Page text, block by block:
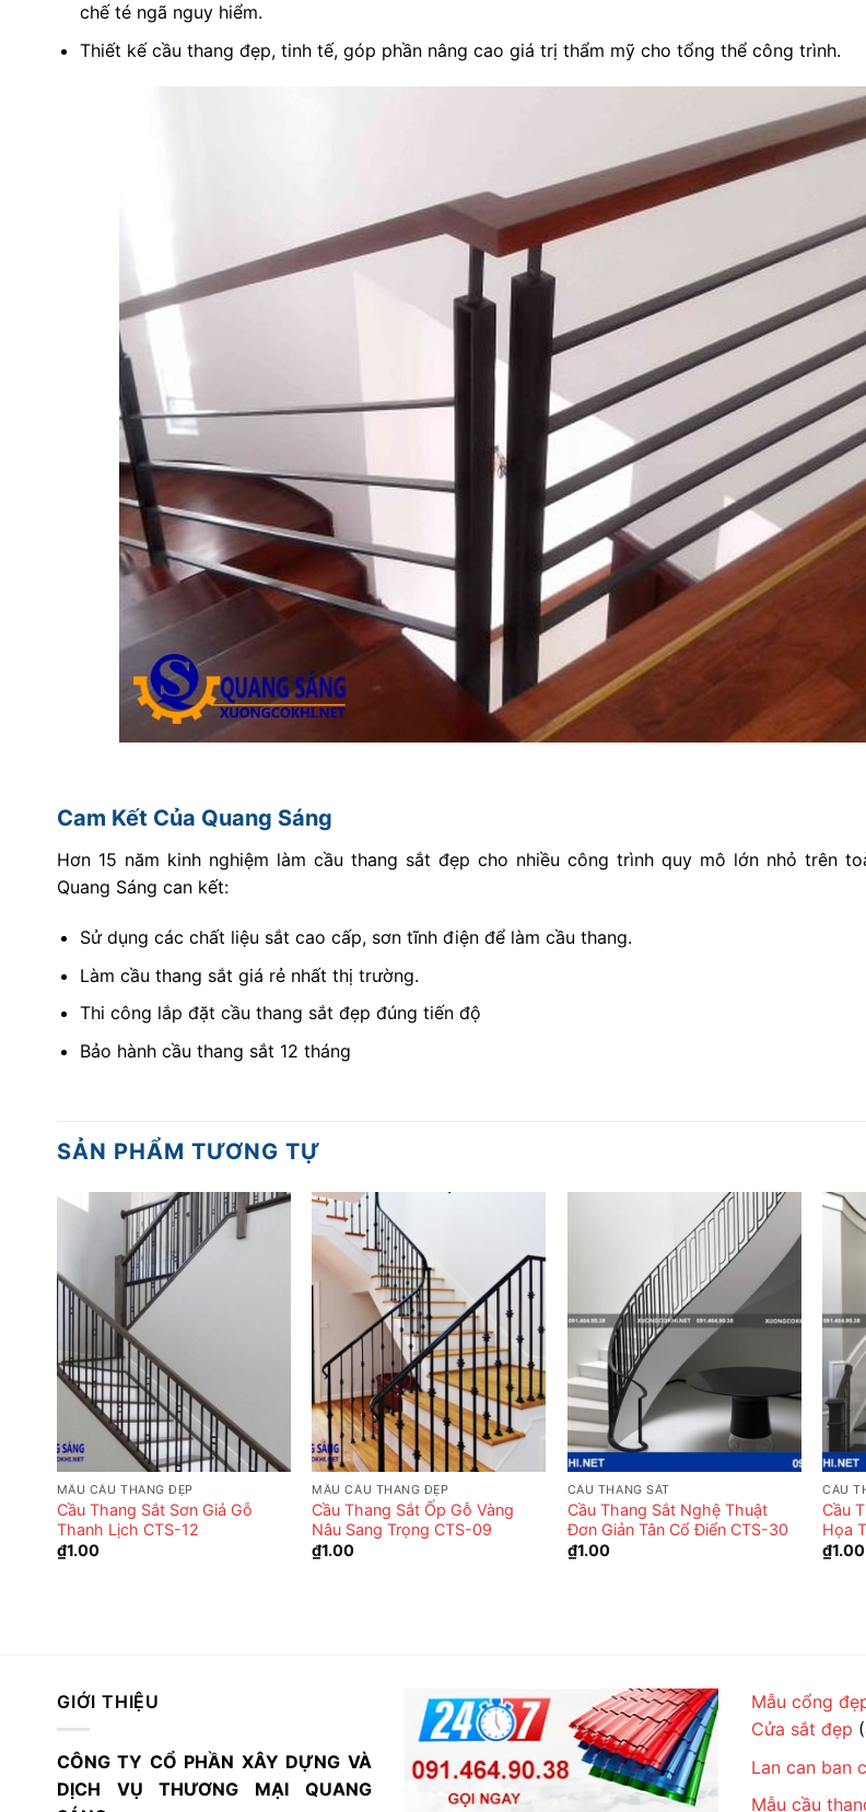
chế té ngã nguy hiểm.
Thiết kế cầu thang đẹp, tinh tế, góp phần nâng cao giá trị thẩm mỹ cho tổng thể công trình.
Cam Kết Của Quang Sáng
Hơn 15 năm kinh nghiệm làm cầu thang sắt đẹp cho nhiều công trình quy mô lớn nhỏ trên
Quang Sáng can kết:
Sử dụng các chất liệu sắt cao cấp, sơn tĩnh điện để làm cầu thang.
Làm cầu thang sắt giá rẻ nhất thị trường.
Thi công lắp đặt cầu thang sắt đẹp đúng tiến độ
Bảo hành cầu thang sắt 12 tháng
SẢN PHẨM TƯƠNG TỰ
MẪU CẦU THANG ĐẸP
Cầu Thang Sắt Sơn Giả Gỗ
Thanh Lịch CTS-12
₫1.00
MẪU CẦU THANG ĐẸP
Cầu Thang Sắt Ốp Gỗ Vàng
Nâu Sang Trọng CTS-09
₫1.00
CẦU THANG SẮT
Cầu Thang Sắt Nghệ Thuật
Đơn Giản Tân Cổ Điển CTS-30
₫1.00
CẦU
Cầu
Họa
₫1.00
GIỚI THIỆU
CÔNG TY CỔ PHẦN XÂY DỰNG VÀ
DỊCH VỤ THƯƠNG MẠI QUANG
Mẫu cổng
Cửa sắt đẹp
Lan can ban
Mẫu cầu